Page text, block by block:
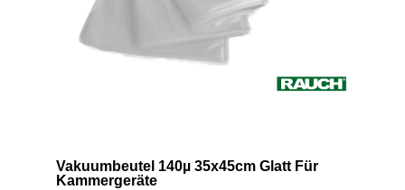
Vakuumbeutel 140µ 35x45cm Glatt Für
Kammergeräte